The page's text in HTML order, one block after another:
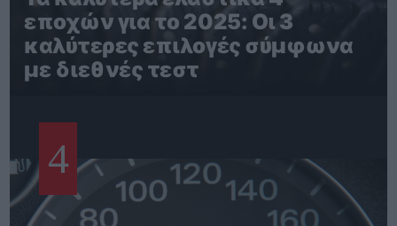
εποχών για το 2025: Οι 3
καλύτερες επιλογές σύμφωνα
με διεθνές τεστ
4